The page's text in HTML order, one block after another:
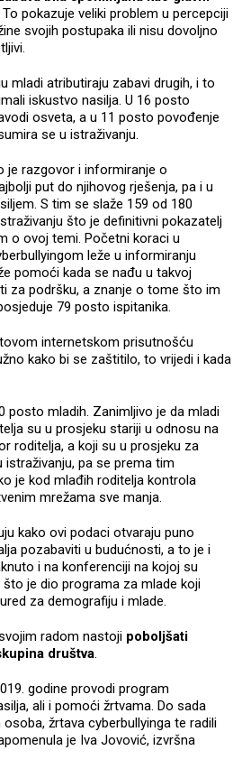
To pokazuje veliki problem u percepciji
svojih postupaka ili nisu dovoljno
mladi atributiraju zabavi drugih, i to
iskustvo nasilja. U 16 posto
osveta, a u 11 posto povođenje
se u istraživanju.
je razgovor i informiranje o
put do njihovog rješenja, pa i u
S tim se slaže 159 od 180
što je definitivni pokazatelj
o ovoj temi. Početni koraci u
leže u informiranju
pomoći kada se nađu u takvoj
za podršku, a znanje o tome što im
79 posto ispitanika.
internetskom prisutnošću
kako bi se zaštitilo, to vrijedi i kada
posto mladih. Zanimljivo je da mladi
su u prosjeku stariji u odnosu na
roditelja, a koji su u prosjeku za
istraživanju, pa se prema tim
je kod mlađih roditelja kontrola
mrežama sve manja.
kako ovi podaci otvaraju puno
pozabaviti u budućnosti, a to je i
i na konferenciji na kojoj su
je dio programa za mlade koji
za demografiju i mlade.
radom nastoji poboljšati
društva.
godine provodi program
ali i pomoći žrtvama. Do sada
žrtava cyberbullyinga te radili
je Iva Jovović, izvršna